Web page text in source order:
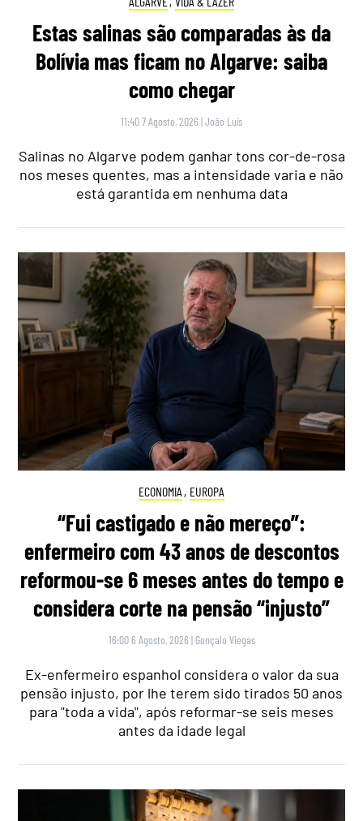
Estas salinas são comparadas às da
Bolívia mas ficam no Algarve: saiba
como chegar
11:40 7 Agosto, 2026 |João Luís
Salinas no Algarve podem ganhar tons cor-de-rosa
nos meses quentes, mas a intensidade varia e não
está garantida em nenhuma data
ECONOMIA , EUROPA
“Fui castigado e não mereço”:
enfermeiro com 43 anos de descontos
reformou-se 6 meses antes do tempo e
considera corte na pensão “injusto”
16:00 6 Agosto, 2026 | Gonçalo Viegas
Ex-enfermeiro espanhol considera o valor da sua
pensão injusto, por lhe terem sido tirados 50 anos
para "toda a vida", após reformar-se seis meses
antes da idade legal